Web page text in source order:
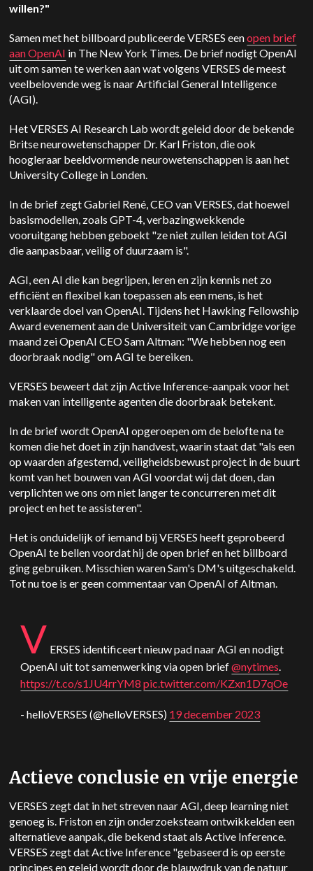
willen?"
Samen met het billboard publiceerde VERSES eenopen brief
aan OpenAI in The New York Times. De brief nodigt OpenAI
uit om samen te werken aan wat volgens VERSES de meest
veelbelovende weg is naar Artificial General Intelligence
(AGI).
Het VERSES AI Research Lab wordt geleid door de bekende
Britse neurowetenschapper Dr. Karl Friston, die ook
hoogleraar beeldvormende neurowetenschappen is aan het
University College in Londen.
In de brief zegt Gabriel René, CEO van VERSES, dat hoewel
basismodellen, zoals GPT-4, verbazingwekkende
vooruitgang hebben geboekt "ze niet zullen leiden tot AGI
die aanpasbaar, veilig of duurzaam is".
AGI, een AI die kan begrijpen, leren en zijn kennis net zo
efficiënt en flexibel kan toepassen als een mens, is het
verklaarde doel van OpenAI. Tijdens het Hawking Fellowship
Award evenement aan de Universiteit van Cambridge vorige
maand zei OpenAI CEO Sam Altman: "We hebben nog een
doorbraak nodig" om AGI te bereiken.
VERSES beweert dat zijn Active Inference-aanpak voor het
maken van intelligente agenten die doorbraak betekent.
In de brief wordt OpenAI opgeroepen om de belofte na te
komen die het doet in zijn handvest, waarin staat dat "als een
op waarden afgestemd, veiligheidsbewust project in de buurt
komt van het bouwen van AGI voordat wij dat doen, dan
verplichten we ons om niet langer te concurreren met dit
project en het te assisteren".
Het is onduidelijk of iemand bij VERSES heeft geprobeerd
OpenAI te bellen voordat hij de open brief en het billboard
ging gebruiken. Misschien waren Sam's DM's uitgeschakeld.
Tot nu toe is er geen commentaar van OpenAI of Altman.
V ERSES identificeert nieuw pad naar AGI en nodigt
OpenAI uit tot samenwerking via open brief@nytimes.
https://t.co/s1JU4rrYM8 pic.twitter.com/KZxn1D7qOe
- helloVERSES (@helloVERSES) 19 december 2023
Actieve conclusie en vrije energie
VERSES zegt dat in het streven naar AGI, deep learning niet
genoeg is. Friston en zijn onderzoeksteam ontwikkelden een
alternatieve aanpak, die bekend staat als Active Inference.
VERSES zegt dat Active Inference "gebaseerd is op eerste
principes en geleid wordt door de blauwdruk van de natuur